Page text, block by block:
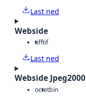
Last ned
Webside
tifftif
Last ned
Webside Jpeg2000
octetbin